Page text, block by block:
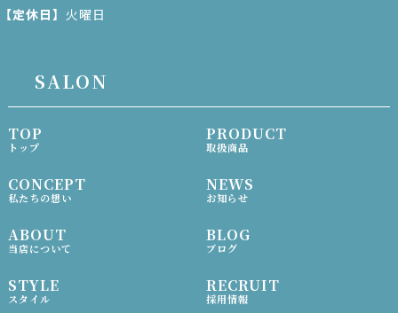
定休日】 火曜日
SALON
TOP
トップ
CONCEPT
私たちの想い
ABOUT
当店について
STYLE
スタイル
PRODUCT
取扱商品
NEWS
お知らせ
BLOG
ブログ
RECRUIT
採用情報